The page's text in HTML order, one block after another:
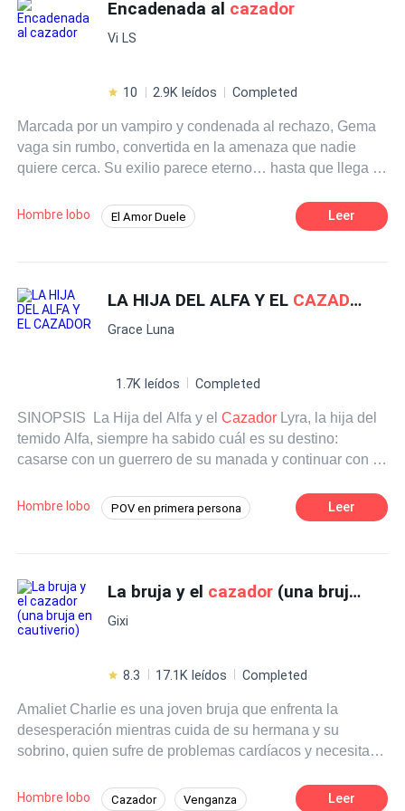
Encadenada al cazador
Vi LS
10 2.9K leídos Completed
Marcada por un vampiro y condenada al rechazo, Gema
vaga sin rumbo, convertida en la amenaza que nadie
quiere cerca. Su exilio parece eterno… hasta que llega al
donde la oscuridad gobierna y nada es lo que parece.
cazadores, cambiaformas y vampiros, Gema
tanto como la necesita.
Hombre lobo El Amor Duele
Rechazo De Odio al Amor
Leer
LA HIJA DEL ALFA Y EL CAZADOR
Grace Luna
1.7K leídos Completed
SINOPSIS La Hija del Alfa y elCazador
temido Alfa, siempre ha sabido cuál es su destino:
casarse con un guerrero de su manada y continuar con el
que acecha los límites del territorio, su mundo se
tambalea. Su conexión es instantánea, prohibida y
inevitable. Sin embargo, resistirse es imposible. Ahora,
Lyra debe tomar la decisión más difícil de su vida:
¿honrar su linaje y renunciar al amor, o desafiarlo todo
amor prohibido que cambiará sus vidas para siempre.
Hombre lobo POV en primera persona
Amor a Primera Vista Amor Secreto
Leer
La bruja y el cazador (una bruja en cautiverio)
Gixi
8.3 17.1K leídos Completed
Amaliet Charlie es una joven bruja que enfrenta la
desesperación mientras cuida de su hermana y su
sobrino, quien sufre de problemas cardíacos y necesita
Amaliet se ve forzada a tomar medidas drásticas y
Hombre lobo Cazador Venganza Leer